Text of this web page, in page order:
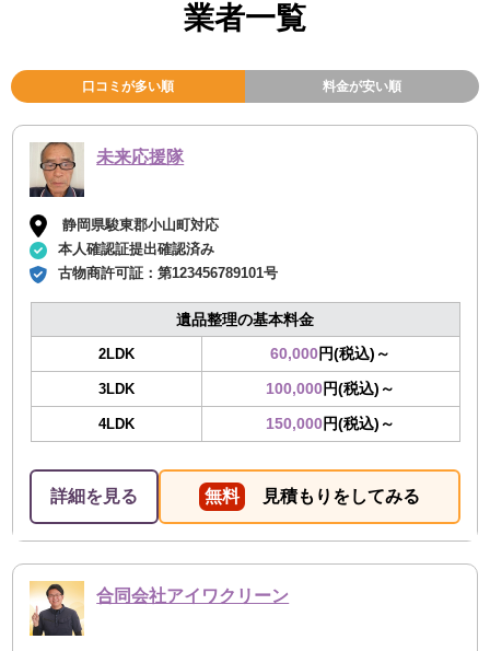
業者一覧
口コミが多い順 料金が安い順
未来応援隊
静岡県駿東郡小山町対応
本人確認証提出確認済み
古物商許可証：第123456789101号
遺品整理の基本料金
2LDK 60,000円(税込)～
3LDK 100,000円(税込)～
4LDK 150,000円(税込)～
詳細を見る 無料 見積もりをしてみる
合同会社アイワクリーン